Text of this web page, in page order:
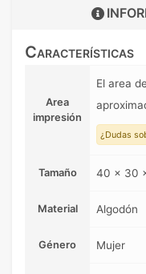
Características
Area
impresión
El area
¿Dudas
Tamaño 40 x 30
Material Algodón
Género Mujer